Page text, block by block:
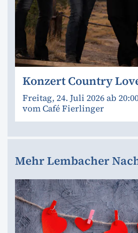
Konzert Country
Freitag, 24. Juli 2026 ab
vom Café Fierlinger
Mehr Lembacher